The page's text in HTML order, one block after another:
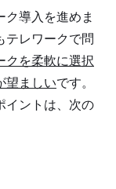
導入を進めま
テレワークで問
クを柔軟に選択
望ましいです。
イントは、次の